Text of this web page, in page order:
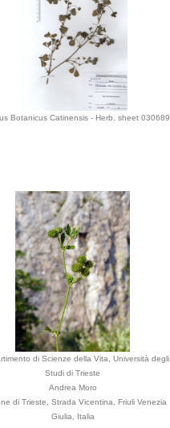
Botanicus Catinensis - Herb. sheet 030689
di Scienze della Vita, Università degli
Studi di Trieste
Andrea Moro
di Trieste, Strada Vicentina, Friuli Venezia
Giulia, Italia